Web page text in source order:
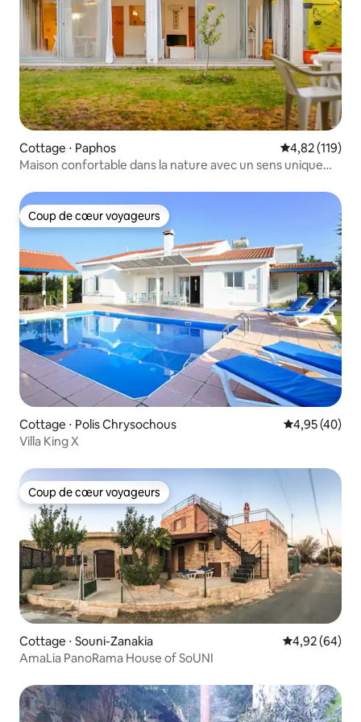
Cottage ⋅ Paphos Évaluation
4,82 (119)
Maison confortable dans la nature avec un sens unique
Coup de cœur voyageurs
Coup de cœur voyageurs
Cottage ⋅ Polis Chrysochous Évaluation
4,95 (40)
Villa King X
Coup de cœur voyageurs
Coup de cœur voyageurs
Cottage ⋅ Souni-Zanakia Évaluation
4,92 (64)
AmaLia PanoRama House of SoUNI